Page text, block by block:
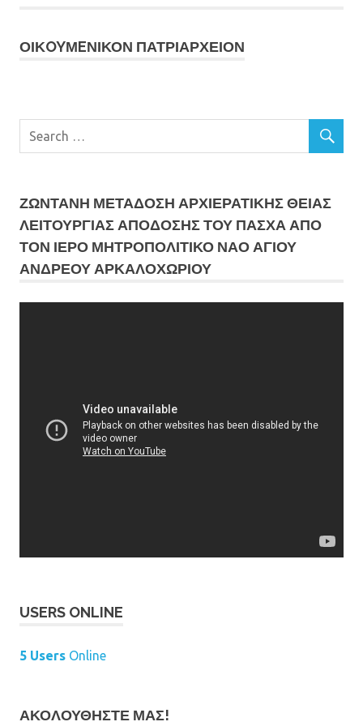
ΟΙΚOYΜEΝΙΚΟΝ ΠΑΤΡΙΑΡΧΕΙΟΝ
ΖΩΝΤΑΝΗ ΜΕΤΆΔΟΣΗ ΑΡΧΙΕΡΑΤΙΚΗΣ ΘΕΙΑΣ
ΛΕΙΤΟΥΡΓΙΑΣ ΑΠΟΔΟΣΗΣ ΤΟΥ ΠΑΣΧΑ ΑΠΟ
ΤΟΝ ΙΕΡΟ ΜΗΤΡΟΠΟΛΙΤΙΚΟ ΝΑΟ ΑΓΙΟΥ
ΑΝΔΡΕΟΥ ΑΡΚΑΛΟΧΩΡΙΟΥ
USERS ONLINE
5 Users Online
ΑΚΟΛΟΥΘΉΣΤΕ ΜΑΣ!